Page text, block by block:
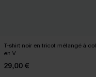
T-shirt noir en tricot mélangé à col
en V
29,00 €